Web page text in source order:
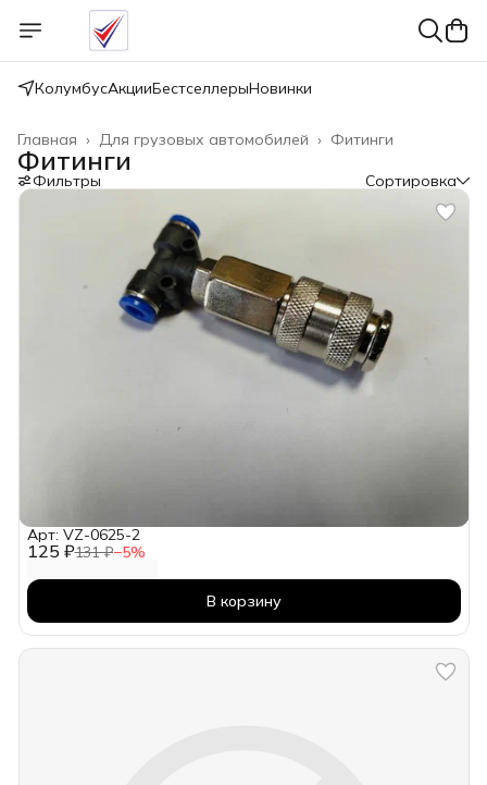
КолумбусАкцииБестселлерыНовинки
Фитинги
Для грузовых автомобилей ›
Главная ›
Фитинги
Фильтры Сортировка
125 ₽131 ₽−5%
Арт: VZ-0625-2
В корзину